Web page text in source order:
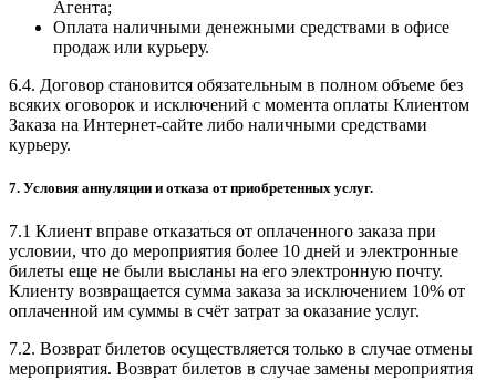
Агента;
Оплата наличными денежными средствами в офисе
продаж или курьеру.
6.4. Договор становится обязательным в полном объеме без
всяких оговорок и исключений с момента оплаты Клиентом
Заказа на Интернет-сайте либо наличными средствами
курьеру.
7. Условия аннуляции и отказа от приобретенных услуг.
7.1 Клиент вправе отказаться от оплаченного заказа при
условии, что до мероприятия более 10 дней и электронные
билеты еще не были высланы на его электронную почту.
Клиенту возвращается сумма заказа за исключением 10% от
оплаченной им суммы в счёт затрат за оказание услуг.
7.2. Возврат билетов осуществляется только в случае отмены
мероприятия. Возврат билетов в случае замены мероприятия